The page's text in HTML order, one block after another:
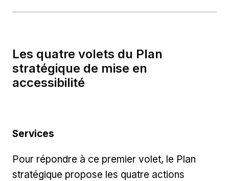
Les quatre volets du Plan
stratégique de mise en
accessibilité
Services
Pour répondre à ce premier volet, le Plan
stratégique propose les quatre actions